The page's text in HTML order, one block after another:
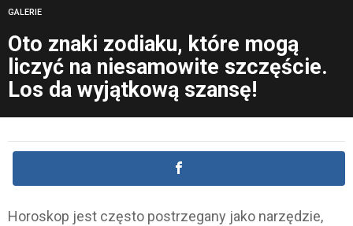
GALERIE
Oto znaki zodiaku, które mogą
liczyć na niesamowite szczęście.
Los da wyjątkową szansę!
Horoskop jest często postrzegany jako narzędzie,